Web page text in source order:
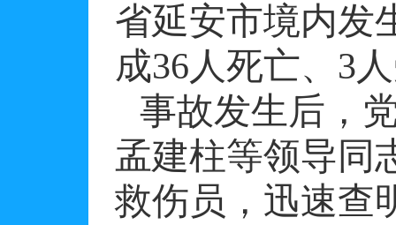
省延安市境内发
成36人死亡、 3
事故发生后，
孟建柱等领导同
救伤员，迅速查